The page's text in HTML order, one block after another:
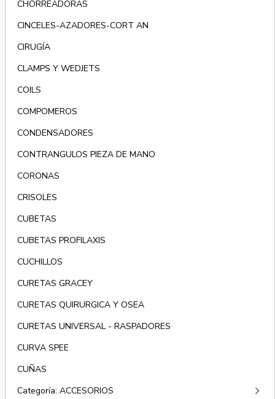
CHORREADORAS
CINCELES-AZADORES-CORT AN
CIRUGÍA
CLAMPS Y WEDJETS
COILS
COMPOMEROS
CONDENSADORES
CONTRANGULOS PIEZA DE MANO
CORONAS
CRISOLES
CUBETAS
CUBETAS PROFILAXIS
CUCHILLOS
CURETAS GRACEY
CURETAS QUIRURGICA Y OSEA
CURETAS UNIVERSAL - RASPADORES
CURVA SPEE
CUÑAS
Categoría: ACCESORIOS
keyboard_arrow_right